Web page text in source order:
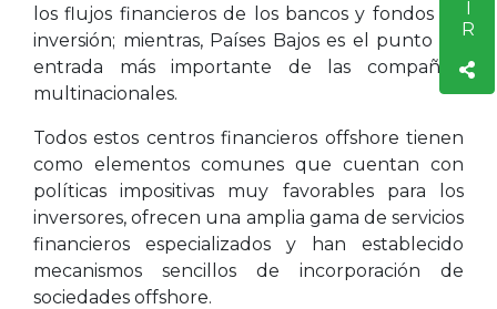
los flujos financieros de los bancos y fondos de
inversión; mientras, Países Bajos es el punto de
entrada más importante de las compañías
multinacionales.
Todos estos centros financieros offshore tienen
como elementos comunes que cuentan con
políticas impositivas muy favorables para los
inversores, ofrecen una amplia gama de servicios
financieros especializados y han establecido
mecanismos sencillos de incorporación de
sociedades offshore.